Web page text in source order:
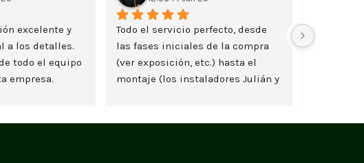
excelente y
a los detalles.
todo el equipo
empresa.
Todo el servicio perfecto, desde
las fases iniciales de la compra
(ver exposición, etc.) hasta el
montaje (los instaladores Julián y